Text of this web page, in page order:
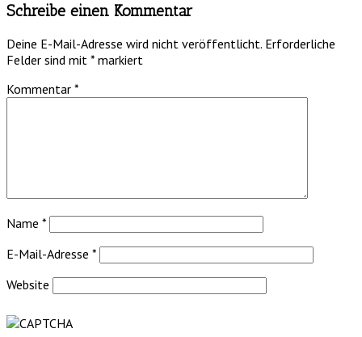
Schreibe einen Kommentar
Deine E-Mail-Adresse wird nicht veröffentlicht. Erforderliche
Felder sind mit * markiert
Kommentar *
Name *
E-Mail-Adresse *
Website